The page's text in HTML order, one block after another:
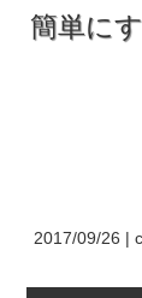
簡単に
2017/09/26 |